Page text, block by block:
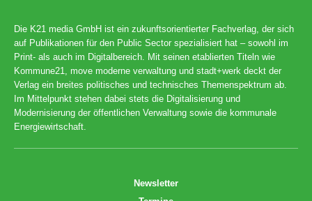
Die K21 media GmbH ist ein zukunftsorientierter Fachverlag, der sich
auf Publikationen für den Public Sector spezialisiert hat – sowohl im
Print- als auch im Digitalbereich. Mit seinen etablierten Titeln wie
Kommune21, move moderne verwaltung und stadt+werk deckt der
Verlag ein breites politisches und technisches Themenspektrum ab.
Im Mittelpunkt stehen dabei stets die Digitalisierung und
Modernisierung der öffentlichen Verwaltung sowie die kommunale
Energiewirtschaft.
Newsletter